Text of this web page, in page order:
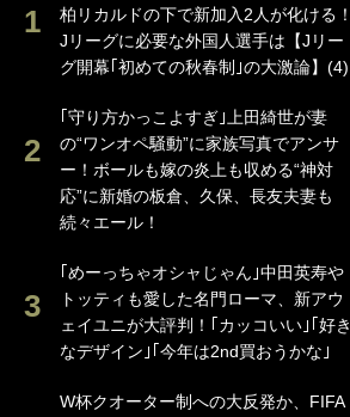
柏リカルドの下で新加入2人が化ける！
Jリーグに必要な外国人選手は【Jリー
グ開幕｢初めての秋春制｣の大激論】(4)
｢守り方かっこよすぎ｣上田綺世が妻
の“ワンオペ騒動”に家族写真でアンサ
ー！ボールも嫁の炎上も収める“神対
応”に新婚の板倉、久保、長友夫妻も
続々エール！
｢めーっちゃオシャじゃん｣中田英寿や
トッティも愛した名門ローマ、新アウ
ェイユニが大評判！｢カッコいい｣｢好き
なデザイン｣｢今年は2nd買おうかな｣
W杯クオーター制への大反発か、FIFA